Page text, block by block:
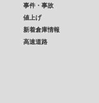
事件・事故
値上げ
新着倉庫情報
高速道路